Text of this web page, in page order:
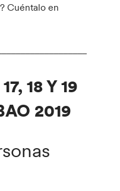
Cuéntalo en
18 Y 19
2019